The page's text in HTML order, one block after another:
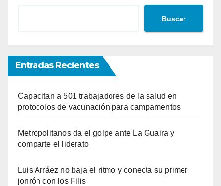
Buscar
Entradas Recientes
Capacitan a 501 trabajadores de la salud en
protocolos de vacunación para campamentos
Metropolitanos da el golpe ante La Guaira y
comparte el liderato
Luis Arráez no baja el ritmo y conecta su primer
jonrón con los Filis